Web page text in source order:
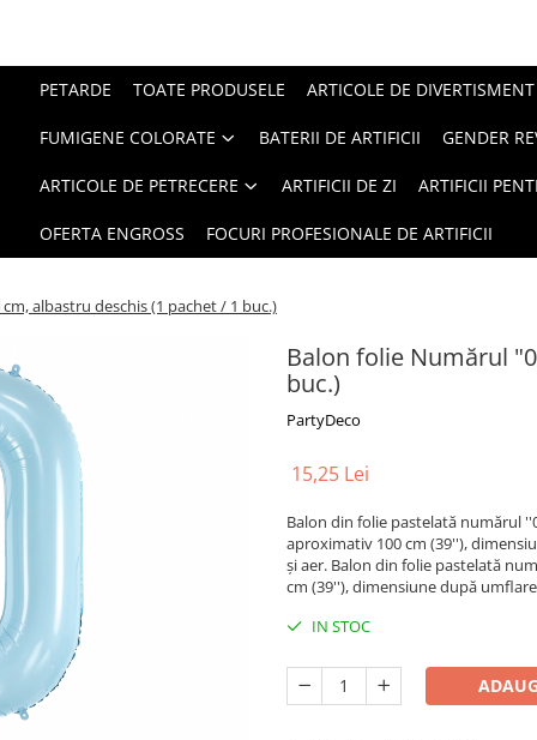
PETARDE TOATE PRODUSELE ARTICOLE DE DIVERTISMENT
FUMIGENE COLORATE BATERII DE ARTIFICII GENDER
ARTICOLE DE PETRECERE ARTIFICII DE ZI ARTIFICII
OFERTA ENGROSS FOCURI PROFESIONALE DE ARTIFICII
albastru deschis (1 pachet / 1 buc.)
Balon folie Numărul
buc.)
PartyDeco
15,25 Lei
Balon din folie pastelată numărul
aproximativ 100 cm (39''),
și aer. Balon din folie pastelată
cm (39''), dimensiune după
IN STOC